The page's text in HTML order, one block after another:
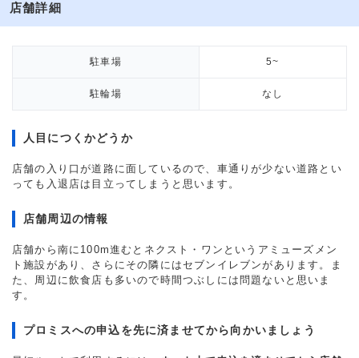
店舗詳細
駐車場 5~
駐輪場 なし
人目につくかどうか
店舗の入り口が道路に面しているので、車通りが少ない道路とい
っても入退店は目立ってしまうと思います。
店舗周辺の情報
店舗から南に100m進むとネクスト・ワンというアミューズメン
ト施設があり、さらにその隣にはセブンイレブンがあります。ま
た、周辺に飲食店も多いので時間つぶしには問題ないと思いま
す。
プロミスへの申込を先に済ませてから向かいましょう